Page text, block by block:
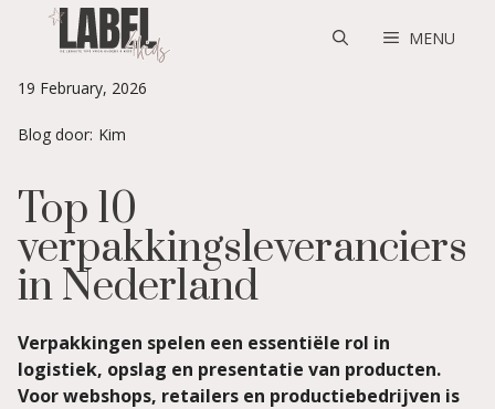
MENU
19 February, 2026
Blog door: Kim
Top 10
verpakkingsleveranciers
in Nederland
Verpakkingen spelen een essentiële rol in
logistiek, opslag en presentatie van producten.
Voor webshops, retailers en productiebedrijven is